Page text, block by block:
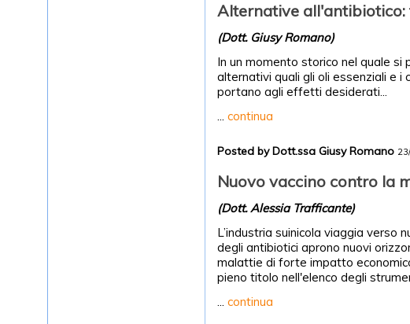
Alternative
(Dott. Giusy Romano)
In un momento storico nel quale
alternativi quali gli oli essenziali e
portano agli effetti desiderati...
... continua
Posted by Dott.ssa Giusy Romano
Nuovo vaccino contro la
(Dott. Alessia Trafficante)
L’industria suinicola viaggia verso
degli antibiotici aprono nuovi
malattie di forte impatto
pieno titolo nell'elenco degli
... continua